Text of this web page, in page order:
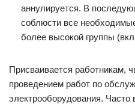
аннулируется. В
соблюсти все
более высокой группы
Присваивается работникам,
проведением работ по
электрооборудования. Часто